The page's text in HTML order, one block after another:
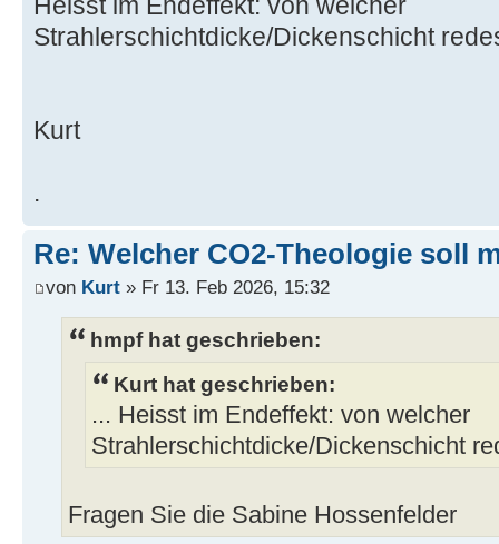
Strahlerschichtdicke/Dickenschicht
Kurt
.
Re: Welcher CO2-Theologie soll
von Kurt » Fr 13. Feb 2026, 15:32
hmpf hat geschrieben:
Kurt hat geschrieben:
... Heisst im Endeffekt: von welcher
Strahlerschichtdicke/Dickenschicht
Fragen Sie die Sabine Hossenfelder